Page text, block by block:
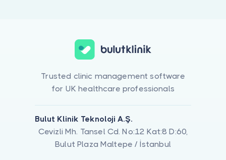
Trusted clinic management software
for UK healthcare professionals
Bulut Klinik Teknoloji A.Ş.
Cevizli Mh. Tansel Cd. No:12 Kat:8 D:60,
Bulut Plaza Maltepe / İstanbul